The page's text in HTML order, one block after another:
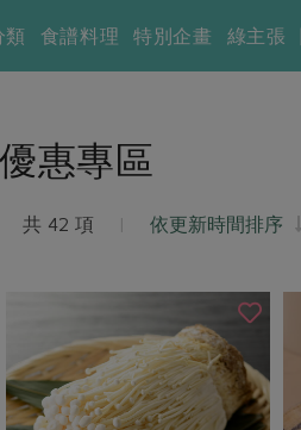
類 食譜料理 特別企畫 綠主張
優惠專區
共 42 項 | 依更新時間排序